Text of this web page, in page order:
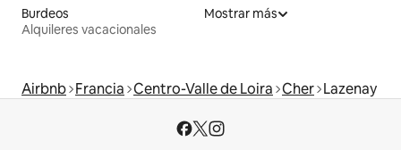
Burdeos
Alquileres vacacionales
Mostrar más
Airbnb Francia Centro-Valle de Loira Cher Lazenay